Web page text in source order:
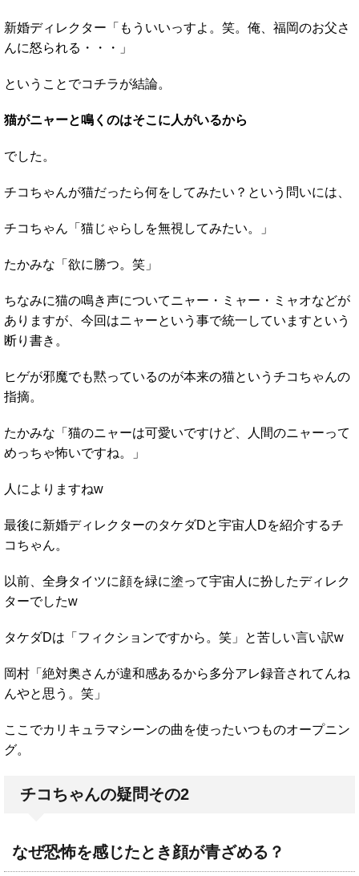
新婚ディレクター「もういいっすよ。笑。俺、福岡のお父さ
んに怒られる・・・」
ということでコチラが結論。
猫がニャーと鳴くのはそこに人がいるから
でした。
チコちゃんが猫だったら何をしてみたい？という問いには、
チコちゃん「猫じゃらしを無視してみたい。」
たかみな「欲に勝つ。笑」
ちなみに猫の鳴き声についてニャー・ミャー・ミャオなどが
ありますが、今回はニャーという事で統一していますという
断り書き。
ヒゲが邪魔でも黙っているのが本来の猫というチコちゃんの
指摘。
たかみな「猫のニャーは可愛いですけど、人間のニャーって
めっちゃ怖いですね。」
人によりますねw
最後に新婚ディレクターのタケダDと宇宙人Dを紹介するチ
コちゃん。
以前、全身タイツに顔を緑に塗って宇宙人に扮したディレク
ターでしたw
タケダDは「フィクションですから。笑」と苦しい言い訳w
岡村「絶対奥さんが違和感あるから多分アレ録音されてんね
んやと思う。笑」
ここでカリキュラマシーンの曲を使ったいつものオープニン
グ。
チコちゃんの疑問その2
なぜ恐怖を感じたとき顔が青ざめる？